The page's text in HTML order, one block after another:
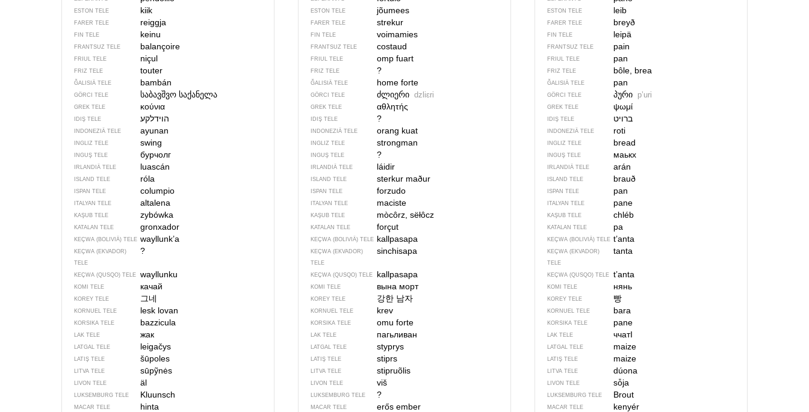
ESTON TELE kiik
FARER TELE reiggja
FIN TELE keinu
FRANTSUZ TELE balançoire
FRIUL TELE niçul
FRIZ TELE touter
ĞALISIÄ TELE bambán
GÖRCI TELE საბავშვო საქანელა
GREK TELE κούνια
IDIŞ TELE הוידלקע
INDONEZIÄ TELE ayunan
INGLIZ TELE swing
INGUŞ TELE бурчолг
IRLANDIÄ TELE luascán
ISLAND TELE róla
ISPAN TELE columpio
ITALYAN TELE altalena
KAŞUB TELE zybówka
KATALAN TELE gronxador
KEÇWA (BOLIVIÄ) TELE wayllunk’a
KEÇWA (EKVADOR)
TELE
?
KEÇWA (QUSQO) TELE wayllunku
KOMI TELE качай
KOREY TELE 그네
KORNUEL TELE lesk lovan
KORSIKA TELE bazzicula
LAK TELE жак
LATGAL TELE leigačys
LATIŞ TELE šūpoles
LITVA TELE sūpỹnės
LIVON TELE äl
LUKSEMBURG TELE Kluunsch
MACAR TELE hinta
ESTON TELE jõumees
FARER TELE strekur
FIN TELE voimamies
FRANTSUZ TELE costaud
FRIUL TELE omp fuart
FRIZ TELE ?
ĞALISIÄ TELE home forte
GÖRCI TELE ძლიერი dzliɛri
GREK TELE αθλητής
IDIŞ TELE ?
INDONEZIÄ TELE orang kuat
INGLIZ TELE strongman
INGUŞ TELE ?
IRLANDIÄ TELE láidir
ISLAND TELE sterkur maður
ISPAN TELE forzudo
ITALYAN TELE maciste
KAŞUB TELE mòcôrz, sëłôcz
KATALAN TELE forçut
KEÇWA (BOLIVIÄ) TELE kallpasapa
KEÇWA (EKVADOR)
TELE
sinchisapa
KEÇWA (QUSQO) TELE kallpasapa
KOMI TELE вына морт
KOREY TELE 강한 남자
KORNUEL TELE krev
KORSIKA TELE omu forte
LAK TELE пагьливан
LATGAL TELE styprys
LATIŞ TELE stiprs
LITVA TELE stipruõlis
LIVON TELE viš
LUKSEMBURG TELE ?
MACAR TELE erős ember
ESTON TELE leib
FARER TELE breyð
FIN TELE leipä
FRANTSUZ TELE pain
FRIUL TELE pan
FRIZ TELE bôle, brea
ĞALISIÄ TELE pan
GÖRCI TELE პური pʼuri
GREK TELE ψωμί
IDIŞ TELE ברויט
INDONEZIÄ TELE roti
INGLIZ TELE bread
INGUŞ TELE маькх
IRLANDIÄ TELE arán
ISLAND TELE brauð
ISPAN TELE pan
ITALYAN TELE pane
KAŞUB TELE chléb
KATALAN TELE pa
KEÇWA (BOLIVIÄ) TELE t’anta
KEÇWA (EKVADOR)
TELE
tanta
KEÇWA (QUSQO) TELE t’anta
KOMI TELE нянь
KOREY TELE 빵
KORNUEL TELE bara
KORSIKA TELE pane
LAK TELE ччатӀ
LATGAL TELE maize
LATIŞ TELE maize
LITVA TELE dúona
LIVON TELE sȱja
LUKSEMBURG TELE Brout
MACAR TELE kenyér